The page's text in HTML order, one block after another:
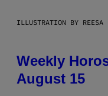
ILLUSTRATION BY REESA
Weekly
August 15